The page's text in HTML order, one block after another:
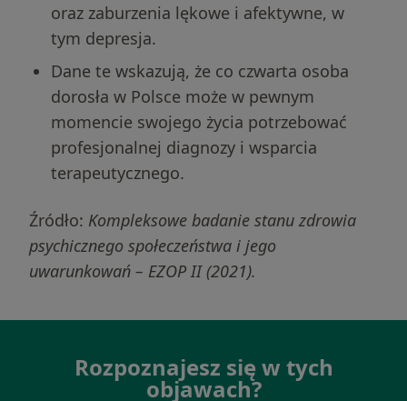
oraz zaburzenia lękowe i afektywne, w
tym depresja.
Dane te wskazują, że co czwarta osoba
dorosła w Polsce może w pewnym
momencie swojego życia potrzebować
profesjonalnej diagnozy i wsparcia
terapeutycznego.
Źródło: Kompleksowe badanie stanu zdrowia
psychicznego społeczeństwa i jego
uwarunkowań – EZOP II (2021).
Rozpoznajesz się w tych
objawach?